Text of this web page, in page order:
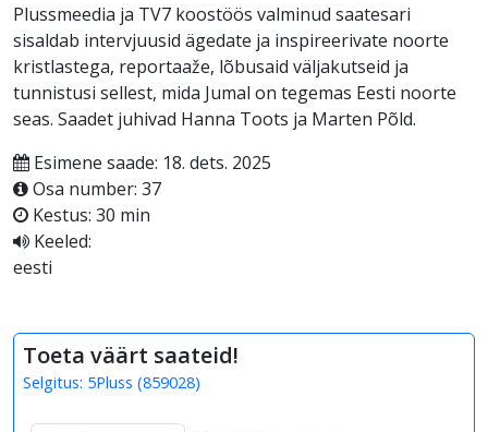
Plussmeedia ja TV7 koostöös valminud saatesari
sisaldab intervjuusid ägedate ja inspireerivate noorte
kristlastega, reportaaže, lõbusaid väljakutseid ja
tunnistusi sellest, mida Jumal on tegemas Eesti noorte
seas. Saadet juhivad Hanna Toots ja Marten Põld.
Esimene saade: 18. dets. 2025
Osa number: 37
Kestus: 30 min
Keeled:
eesti
Toeta väärt saateid!
Selgitus: 5Pluss (859028)